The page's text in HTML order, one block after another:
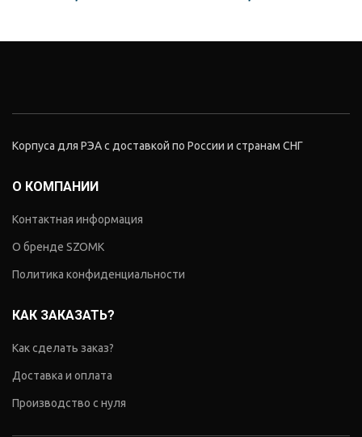
Корпуса для РЭА с доставкой по России и странам СНГ
О КОМПАНИИ
Контактная информация
О бренде SZOMK
Политика конфиденциальности
КАК ЗАКАЗАТЬ?
Как сделать заказ?
Доставка и оплата
Производство с нуля